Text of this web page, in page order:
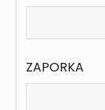
ZAPORKA